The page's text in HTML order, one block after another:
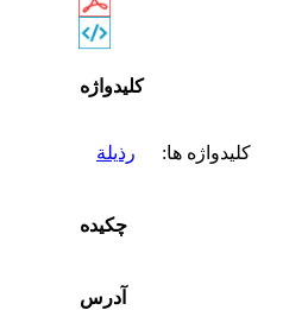
کلیدواژه
کلیدواژه ها: رذیلة
چکیده
آدرس